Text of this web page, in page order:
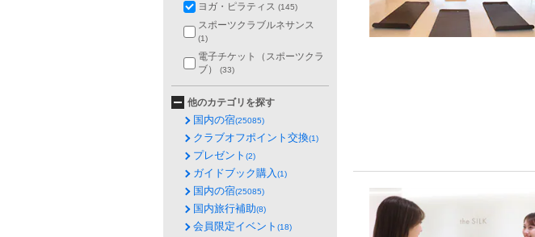
ヨガ・ピラティス (145)
スポーツクラブルネサンス
(1)
電子チケット（スポーツクラ
ブ）
(33)
他のカテゴリを探す
国内の宿(25085)
クラブオフポイント交換(1)
プレゼント (2)
ガイドブック購入(1)
国内の宿(25085)
国内旅行補助(8)
会員限定イベント (18)